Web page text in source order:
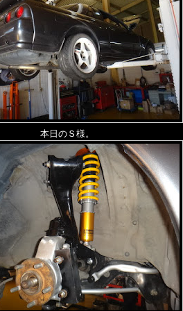
本日のＳ様。